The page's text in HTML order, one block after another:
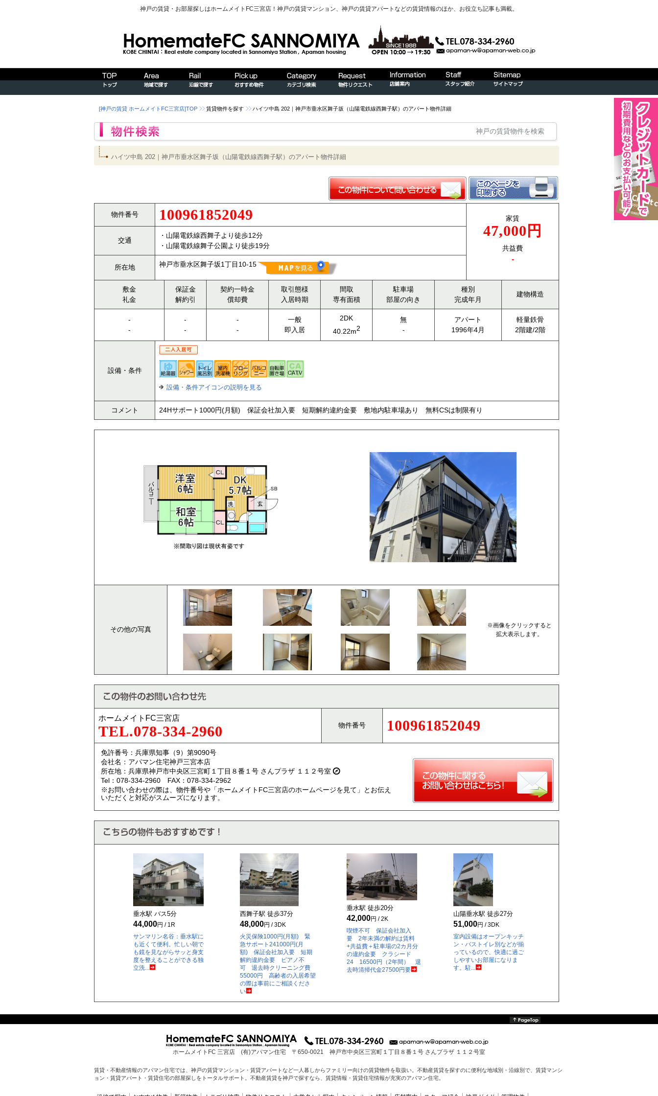
神戸の賃貸・お部屋探しはホームメイトFC三宮店！神戸の賃貸マンション、神戸の賃貸アパートなどの賃貸情報のほか、お役立ち記事も満載。
[神戸の賃貸 ホームメイトFC三宮店]TOP 賃貸物件を探す ハイツ中島 202｜神戸市垂水区舞子坂（山陽電鉄線西舞子駅）のアパート物件詳細
神戸の賃貸物件を検索
ハイツ中島 202｜神戸市垂水区舞子坂（山陽電鉄線西舞子駅）のアパート物件詳細
物件番号 100961852049 家賃
47,000円
共益費
-
交通
・山陽電鉄線西舞子より徒歩12分
・山陽電鉄線舞子公園より徒歩19分
所在地 神戸市垂水区舞子坂1丁目10-15
敷金
礼金
保証金
解約引
契約一時金
償却費
取引態様
入居時期
間取
専有面積
駐車場
部屋の向き
種別
完成年月
建物構造
-
-
-
-
-
-
一般
即入居
2DK
40.22m2
無
-
アパート
1996年4月
軽量鉄骨
2階建/2階
設備・条件
設備・条件アイコンの説明を見る
コメント 24Hサポート1000円(月額) 保証会社加入要 短期解約違約金要 敷地内駐車場あり 無料CSは制限有り
その他の写真
※画像をクリックすると
拡大表示します。
ホームメイトFC三宮店
TEL.078-334-2960 物件番号 100961852049
免許番号：兵庫県知事（9）第9090号
会社名：アパマン住宅神戸三宮本店
所在地：兵庫県神戸市中央区三宮町１丁目８番１号 さんプラザ １１２号室
Tel：078-334-2960 FAX：078-334-2962
※お問い合わせの際は、物件番号や「ホームメイトFC三宮店のホームページを見て」とお伝え
いただくと対応がスムーズになります。
垂水駅 バス5分
44,000円 / 1R
サンマリン名谷：垂水駅に
も近くて便利。忙しい朝で
も鏡を見ながらサッと身支
度を整えることができる独
立洗...
西舞子駅 徒歩37分
48,000円 / 3DK
火災保険1000円(月額) 緊
急サポート241000円(月
額) 保証会社加入要 短期
解約違約金要 ピアノ不
可 退去時クリーニング費
55000円 高齢者の入居希望
の際は事前にご相談くださ
い
垂水駅 徒歩20分
42,000円 / 2K
喫煙不可 保証会社加入
要 2年未満の解約は賃料
+共益費＋駐車場の2カ月分
の違約金要 クラシード
24 16500円（2年間） 退
去時清掃代金27500円要
山陽垂水駅 徒歩27分
51,000円 / 3DK
室内設備はオープンキッチ
ン・バストイレ別などが揃
っているので、快適に過ご
しやすいお部屋になりま
す。駐...
ホームメイトFC 三宮店 (有)アパマン住宅 〒650-0021 神戸市中央区三宮町１丁目８番１号 さんプラザ １１２号室
賃貸・不動産情報のアパマン住宅では、神戸の賃貸マンション・賃貸アパートなど一人暮しからファミリー向けの賃貸物件を取扱い。不動産賃貸を探すのに便利な地域別・沿線別で、賃貸マンシ
ョン・賃貸アパート・賃貸住宅の部屋探しをトータルサポート。不動産賃貸を神戸で探すなら、賃貸情報・賃貸住宅情報が充実のアパマン住宅。